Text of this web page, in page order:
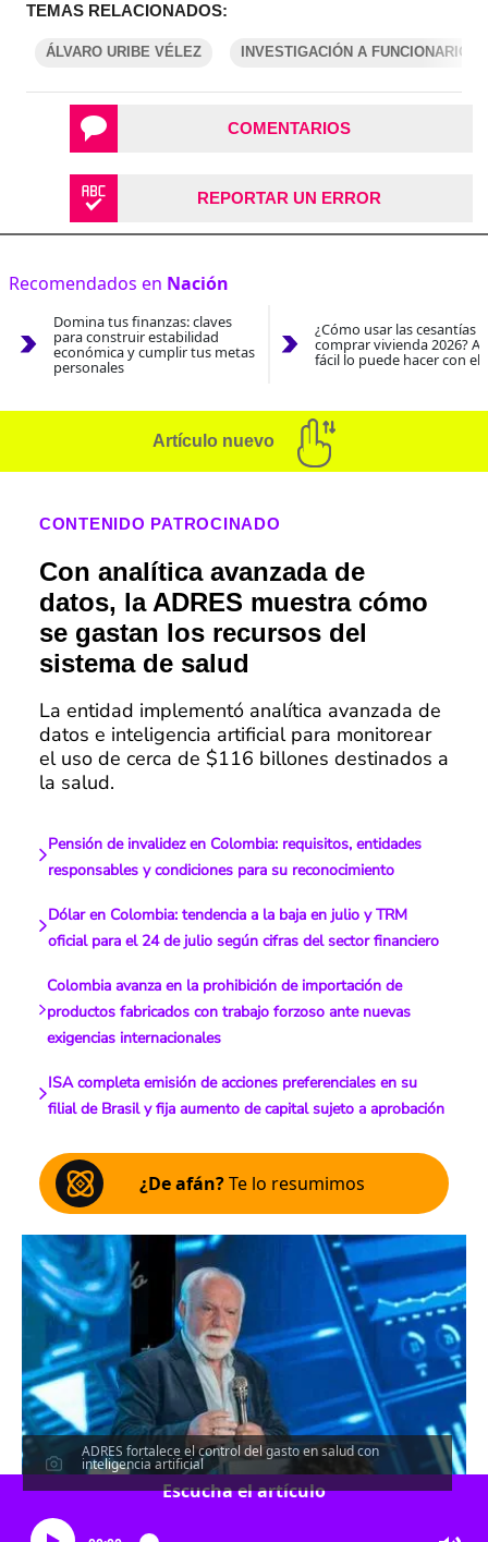
TEMAS RELACIONADOS:
ÁLVARO URIBE VÉLEZ INVESTIGACIÓN A FUNCIONARIOS
COMENTARIOS
REPORTAR UN ERROR
Recomendados en Nación
Domina tus finanzas: claves
para construir estabilidad
económica y cumplir tus metas
personales
¿Cómo usar las cesantías
comprar vivienda 2026?
fácil lo puede hacer con el
Artículo nuevo
CONTENIDO PATROCINADO
Con analítica avanzada de
datos, la ADRES muestra cómo
se gastan los recursos del
sistema de salud
La entidad implementó analítica avanzada de
datos e inteligencia artificial para monitorear
el uso de cerca de $116 billones destinados a
la salud.
Pensión de invalidez en Colombia: requisitos, entidades
responsables y condiciones para su reconocimiento
Dólar en Colombia: tendencia a la baja en julio y TRM
oficial para el 24 de julio según cifras del sector financiero
Colombia avanza en la prohibición de importación de
productos fabricados con trabajo forzoso ante nuevas
exigencias internacionales
ISA completa emisión de acciones preferenciales en su
filial de Brasil y fija aumento de capital sujeto a aprobación
¿De afán?Te lo resumimos
ADRES fortalece el control del gasto en salud con
inteligencia artificial
Escucha el artículo